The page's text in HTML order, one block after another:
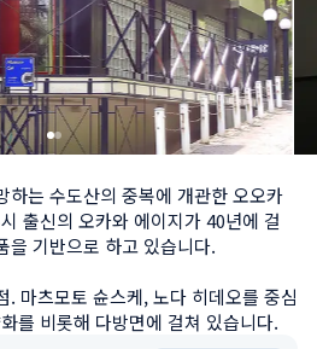
하는 수도산의 중복에 개관한 오오카
출신의 오카와 에이지가 40년에 걸
을 기반으로 하고 있습니다.
. 마츠모토 슌스케, 노다 히데오를 중심
를 비롯해 다방면에 걸쳐 있습니다.